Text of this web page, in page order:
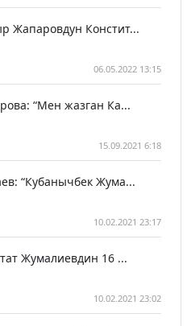
Жапаровдун Констит...
06.05.2022 13:15
“Мен жазган Ка...
15.09.2021 6:18
“Кубанычбек Жума...
10.02.2021 23:17
Жумалиевдин 16 ...
10.02.2021 23:02